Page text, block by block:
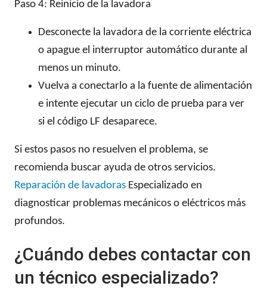
Paso 4: Reinicio de la lavadora
Desconecte la lavadora de la corriente eléctrica
o apague el interruptor automático durante al
menos un minuto.
Vuelva a conectarlo a la fuente de alimentación
e intente ejecutar un ciclo de prueba para ver
si el código LF desaparece.
Si estos pasos no resuelven el problema, se
recomienda buscar ayuda de otros servicios.
Reparación de lavadoras Especializado en
diagnosticar problemas mecánicos o eléctricos más
profundos.
¿Cuándo debes contactar con
un técnico especializado?